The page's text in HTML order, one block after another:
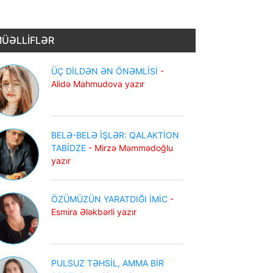
ÜÇ DİLDƏN ƏN ÖNƏMLİSİ -
Alidə Mahmudova yazır
BELƏ-BELƏ İŞLƏR: QALAKTİON
TABİDZE - Mirzə Məmmədoğlu
yazır
ÖZÜMÜZÜN YARATDIĞI İMİC -
Esmira Ələkbərli yazır
PULSUZ TƏHSİL, AMMA BİR